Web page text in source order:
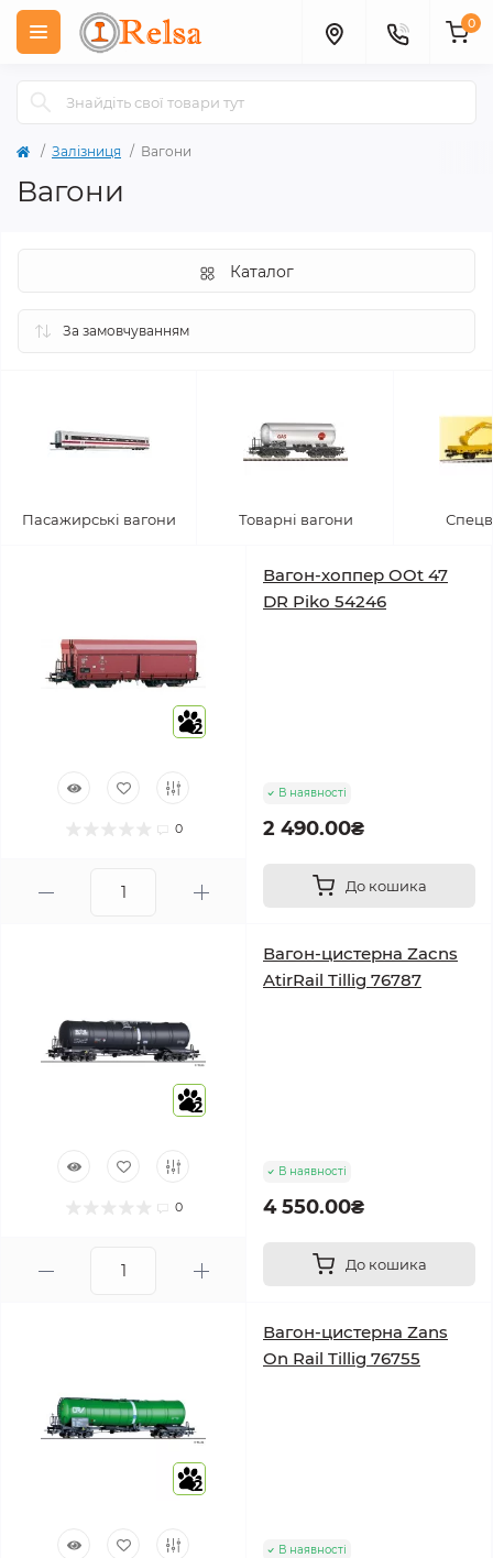
0
Залізниця Вагони
Вагони
Каталог
Пасажирські вагони Товарні вагони
2
0
Вагон-хоппер OOt 47
DR Piko 54246
В наявності
2 490.00₴
До кошика
2
0
Вагон-цистерна Zacns
AtirRail Tillig 76787
В наявності
4 550.00₴
До кошика
2
Вагон-цистерна Zans
On Rail Tillig 76755
В наявності